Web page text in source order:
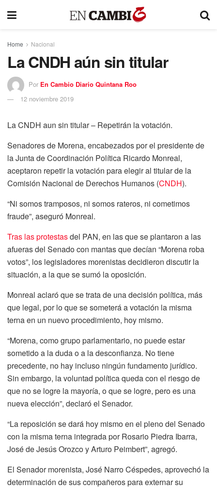
Home Nacional
La CNDH aún sin titular
Por En Cambio Diario Quintana Roo
12 noviembre 2019
La CNDH aun sin titular – Repetirán la votación.
Senadores de Morena, encabezados por el presidente de
la Junta de Coordinación Política Ricardo Monreal,
aceptaron repetir la votación para elegir al titular de la
Comisión Nacional de Derechos Humanos (CNDH).
“Ni somos tramposos, ni somos rateros, ni cometimos
fraude”, aseguró Monreal.
Tras las protestasdel PAN, en las que se plantaron a las
afueras del Senado con mantas que decían “Morena roba
votos”, los legisladores morenistas decidieron discutir la
situación, a la que se sumó la oposición.
Monreal aclaró que se trata de una decisión política, más
que legal, por lo que se someterá a votación la misma
terna en un nuevo procedimiento, hoy mismo.
“Morena, como grupo parlamentario, no puede estar
sometido a la duda o a la desconfianza. No tiene
precedente, no hay incluso ningún fundamento jurídico.
Sin embargo, la voluntad política queda con el riesgo de
que no se logre la mayoría, o que se logre, pero es una
nueva elección”, declaró el Senador.
“La reposición se dará hoy mismo en el pleno del Senado
con la misma terna integrada por Rosario Piedra Ibarra,
José de Jesús Orozco y Arturo Peimbert”, agregó.
El Senador morenista, José Narro Céspedes, aprovechó la
determinación de sus compañeros para externar su